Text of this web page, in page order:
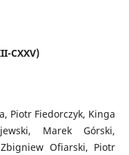
CXXV)
Piotr Fiedorczyk, Kinga
Marek Górski,
Ofiarski, Piotr